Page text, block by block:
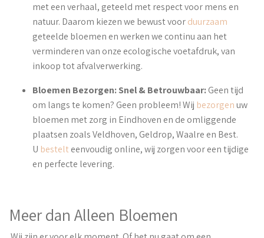
met een verhaal, geteeld met respect voor mens en
natuur. Daarom kiezen we bewust voorduurzaam
geteelde bloemen en werken we continu aan het
verminderen van onze ecologische voetafdruk, van
inkoop tot afvalverwerking.
Bloemen Bezorgen: Snel & Betrouwbaar:Geen tijd
om langs te komen? Geen probleem! Wij bezorgenuw
bloemen met zorg in Eindhoven en de omliggende
plaatsen zoals Veldhoven, Geldrop, Waalre en Best.
U bestelteenvoudig online, wij zorgen voor een tijdige
en perfecte levering.
Meer dan Alleen Bloemen